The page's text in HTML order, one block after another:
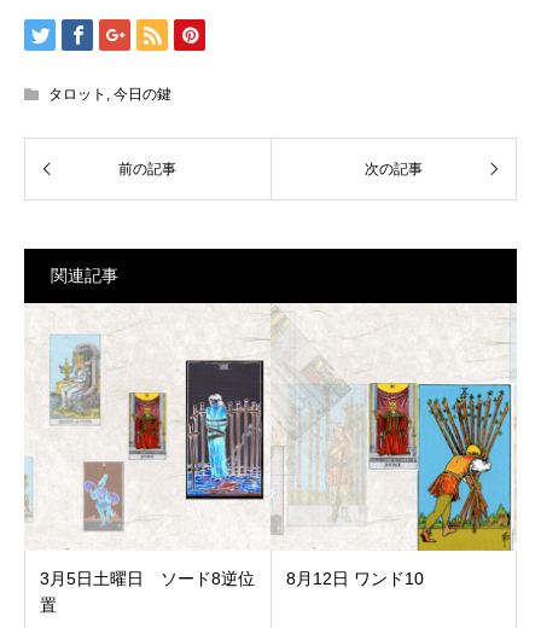
タロット , 今日の鍵
関連記事
3月5日土曜日 ソード8逆位
置
8月12日 ワンド10